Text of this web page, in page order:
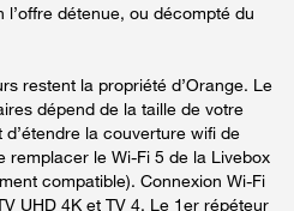
détenue, ou décompté du
restent la propriété d’Orange. Le
dépend de la taille de votre
la couverture wifi de
remplacer le Wi-Fi 5 de la Livebox
compatible). Connexion Wi-Fi
UHD 4K et TV 4. Le 1er répéteur